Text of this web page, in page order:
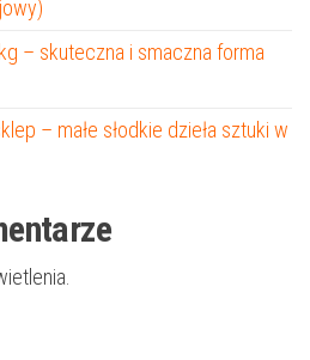
– skuteczna i smaczna forma
– małe słodkie dzieła sztuki w